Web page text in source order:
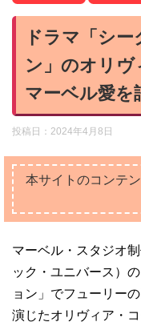
ドラマ「シ
ン」のオリ
マーベル愛を
投稿日： 2024年4月8日
本サイトのコンテ
マーベル・スタジオ
ック・ユニバース）
ョン」でフューリー
演じたオリヴィア・